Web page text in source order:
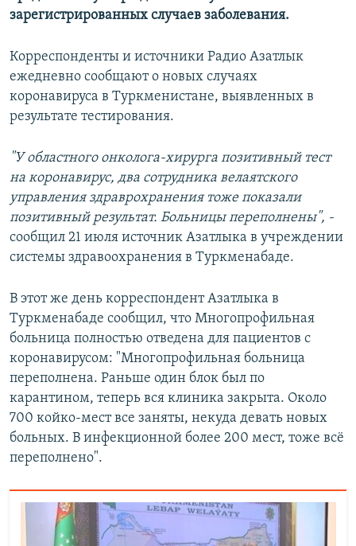
зарегистрированных случаев заболевания.
Корреспонденты и источники Радио Азатлык
ежедневно сообщают о новых случаях
коронавируса в Туркменистане, выявленных в
результате тестирования.
"У областного онколога-хирурга позитивный тест
на коронавирус, два сотрудника велаятского
управления здраврохранения тоже показали
позитивный результат. Больницы переполнены", -
сообщил 21 июля источник Азатлыка в учреждении
системы здравоохранения в Туркменабаде.
В этот же день корреспондент Азатлыка в
Туркменабаде сообщил, что Многопрофильная
больница полностью отведена для пациентов с
коронавирусом: "Многопрофильная больница
переполнена. Раньше один блок был по
карантином, теперь вся клиника закрыта. Около
700 койко-мест все заняты, некуда девать новых
больных. В инфекционной более 200 мест, тоже всё
переполнено".